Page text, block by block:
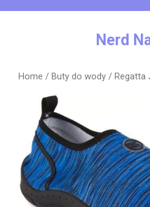
Nerd
Home / Buty do wody / Regatta